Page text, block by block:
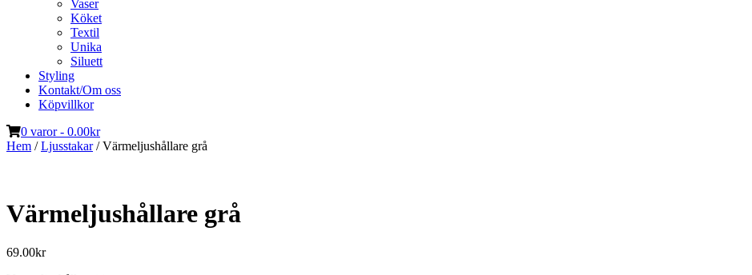
Vaser
Köket
Textil
Unika
Siluett
Styling
Kontakt/Om oss
Köpvillkor
0 varor - 0.00kr
Hem /Ljusstakar/ Värmeljushållare grå
Värmeljushållare grå
69.00kr